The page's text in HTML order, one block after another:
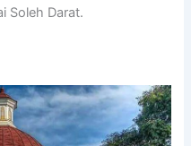
Soleh Darat.